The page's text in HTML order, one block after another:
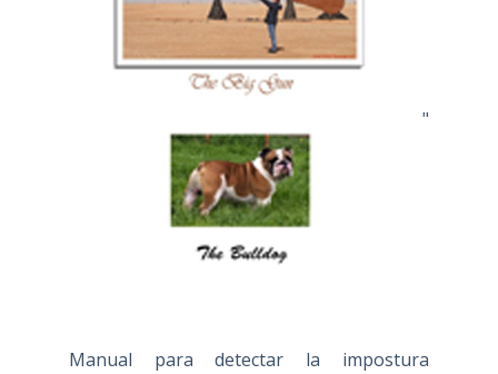
"
Manual para detectar la impostura